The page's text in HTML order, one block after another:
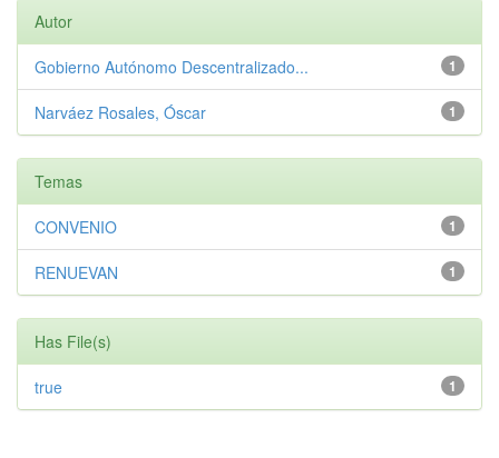
Autor
1
Gobierno Autónomo Descentralizado...
1
Narváez Rosales, Óscar
Temas
1
CONVENIO
1
RENUEVAN
Has File(s)
1
true